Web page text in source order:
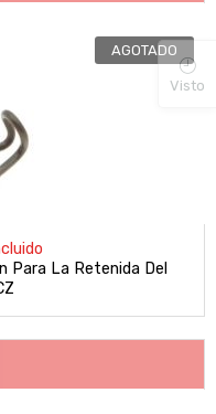
AGOTADO
Para La Retenida Del
Visto